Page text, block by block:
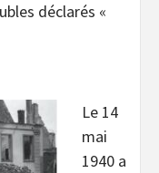
déclarés «
Le 14
mai
1940 a